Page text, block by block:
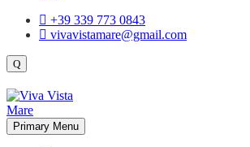
+39 339 773 0843
vivavistamare@gmail.com
Primary Menu